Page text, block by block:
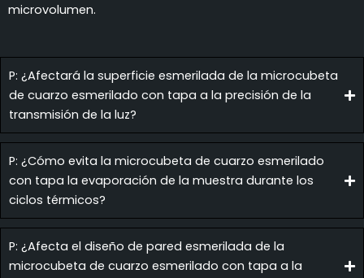
microvolumen.
P: ¿Afectará la superficie esmerilada de la microcubeta
de cuarzo esmerilado con tapa a la precisión de la
transmisión de la luz?
P: ¿Cómo evita la microcubeta de cuarzo esmerilado
con tapa la evaporación de la muestra durante los
ciclos térmicos?
P: ¿Afecta el diseño de pared esmerilada de la
microcubeta de cuarzo esmerilado con tapa a la